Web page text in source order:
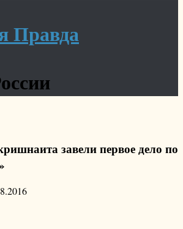
Правда
завели первое дело по